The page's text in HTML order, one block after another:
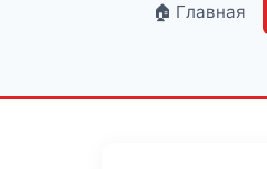
🏠 Главная